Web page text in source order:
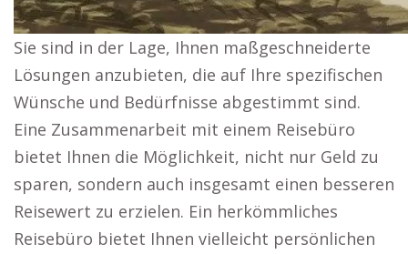
Sie sind in der Lage, Ihnen maßgeschneiderte
Lösungen anzubieten, die auf Ihre spezifischen
Wünsche und Bedürfnisse abgestimmt sind.
Eine Zusammenarbeit mit einem Reisebüro
bietet Ihnen die Möglichkeit, nicht nur Geld zu
sparen, sondern auch insgesamt einen besseren
Reisewert zu erzielen. Ein herkömmliches
Reisebüro bietet Ihnen vielleicht persönlichen